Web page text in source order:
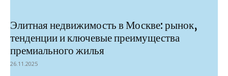
Элитная недвижимость в Москве: рынок,
тенденции и ключевые преимущества
премиального жилья
26.11.2025